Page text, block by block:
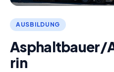
AUSBILDUNG
Asphaltbauer/
rin